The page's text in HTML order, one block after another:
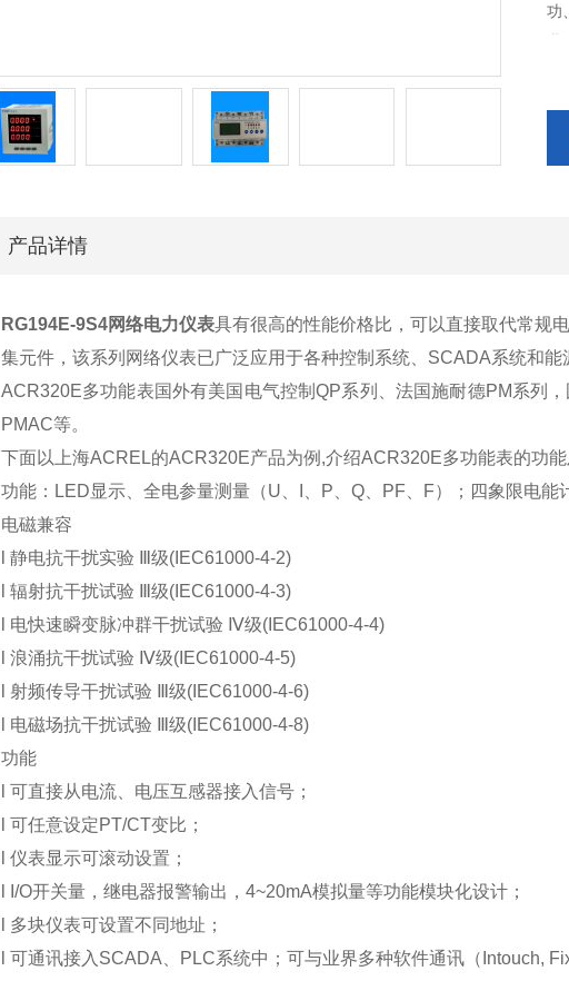
功
产品详情
RG194E-9S4网络电力仪表具有很高的性能价格比，可以直接取代常规
集元件，该系列网络仪表已广泛应用于各种控制系统、SCADA系统和能
ACR320E多功能表国外有美国电气控制QP系列、法国施耐德PM系列
PMAC等。
下面以上海ACREL的ACR320E产品为例,介绍ACR320E多功能表的功能
功能：LED显示、全电参量测量（U、I、P、Q、PF、F）；四象限电能
电磁兼容
静电抗干扰实验
级(IEC61000-4-2)
辐射抗干扰试验
级(IEC61000-4-3)
电快速瞬变脉冲群干扰试验 Ⅳ级(IEC61000-4-4)
浪涌抗干扰试验 Ⅳ级(IEC61000-4-5)
射频传导干扰试验
级(IEC61000-4-6)
电磁场抗干扰试验
级(IEC61000-4-8)
功能
可直接从电流、电压互感器接入信号；
可任意设定PT/CT变比；
仪表显示可滚动设置；
l I/O开关量，继电器报警输出，4~20mA模拟量等功能模块化设计；
多块仪表可设置不同地址；
可通讯接入SCADA、PLC系统中；可与业界多种软件通讯（Intouch,